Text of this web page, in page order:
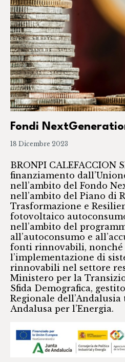
Fondi
18 Dicembre 2023
BRONPI CALEFACCION
finanziamento
nell’ambito del Fondo
nell’ambito del Piano di
Trasformazione e
fotovoltaico
nell’ambito del
all’autoconsumo e
fonti rinnovabili, nonché
l’implementazione di
rinnovabili nel settore
Ministero per la
Sfida Demografica,
Regionale dell’Andalusia
Andalusa per l’Energia.